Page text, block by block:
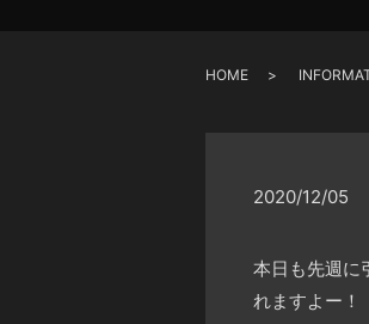
HOME
2020/12/05
本日も先週に
れますよー！